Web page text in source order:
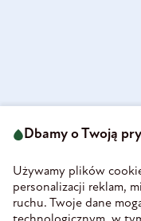
58-160 Świebodzice
REGON 890213034
INFORMACJE
Dbamy o Twoją
Używamy plików
personalizacji reklam,
ruchu. Twoje dane